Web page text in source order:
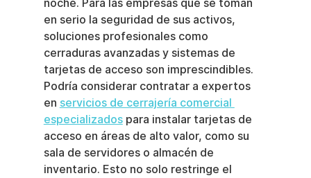
noche. Para las empresas que se toman
en serio la seguridad de sus activos,
soluciones profesionales como
cerraduras avanzadas y sistemas de
tarjetas de acceso son imprescindibles.
Podría considerar contratar a expertos
en servicios de cerrajería comercial
especializados para instalar tarjetas de
acceso en áreas de alto valor, como su
sala de servidores o almacén de
inventario. Esto no solo restringe el